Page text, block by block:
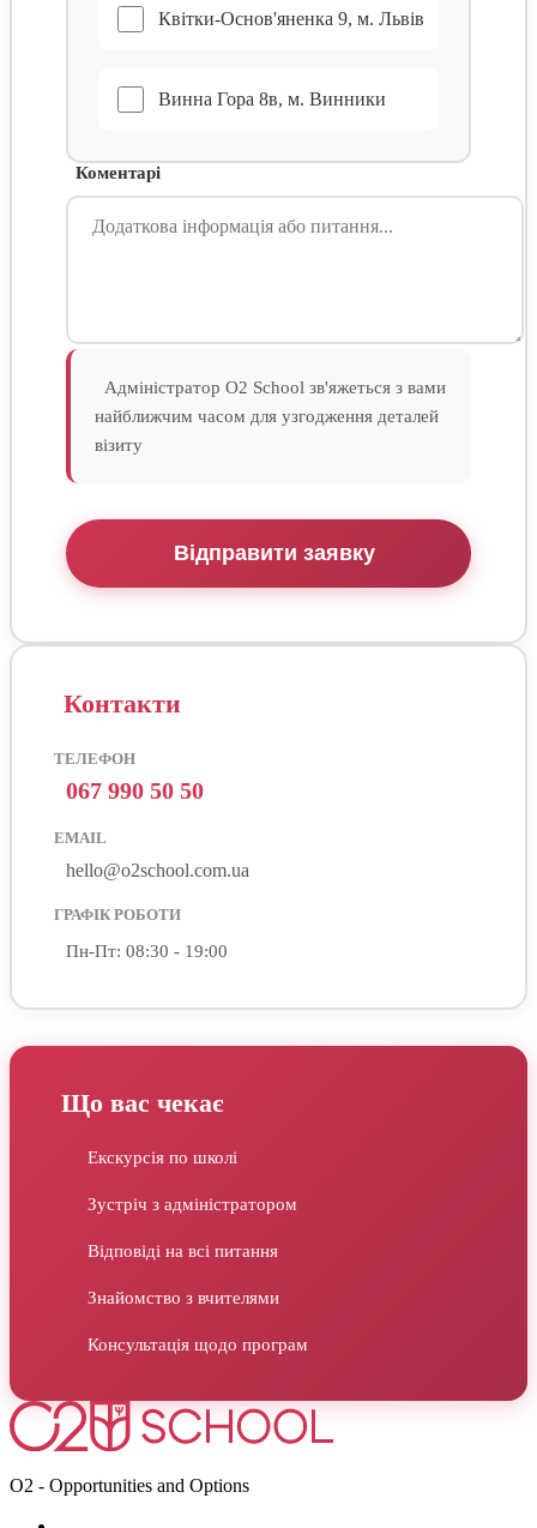
Квітки-Основ'яненка 9, м. Львів
Винна Гора 8в, м. Винники
Коментарі
Адміністратор O2 School зв'яжеться з вами
найближчим часом для узгодження деталей
візиту
Відправити заявку
Контакти
ТЕЛЕФОН
067 990 50 50
EMAIL
hello@o2school.com.ua
ГРАФІК РОБОТИ
Пн-Пт: 08:30 - 19:00
Що вас чекає
Екскурсія по школі
Зустріч з адміністратором
Відповіді на всі питання
Знайомство з вчителями
Консультація щодо програм
O2 - Opportunities and Options